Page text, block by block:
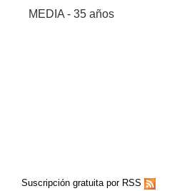
MEDIA - 35 años
Suscripción gratuita por RSS